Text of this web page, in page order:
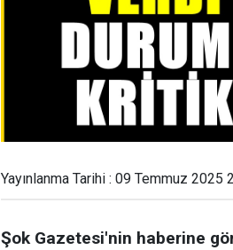
Yayınlanma Tarihi : 09 Temmuz 2025
Şok Gazetesi'nin haberine